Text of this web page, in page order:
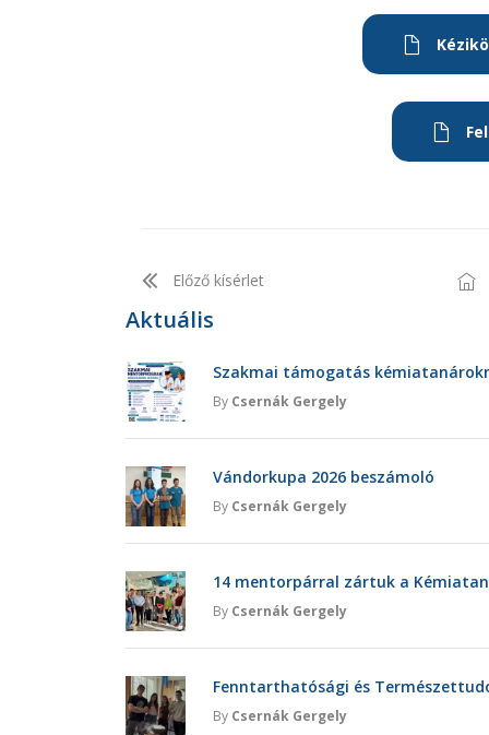
Előző kísérlet
Aktuális
Szakmai támogatás
By Csernák Gergely
Vándorkupa 2026 beszámoló
By Csernák Gergely
14 mentorpárral zártuk a
By Csernák Gergely
Fenntarthatósági és
By Csernák Gergely